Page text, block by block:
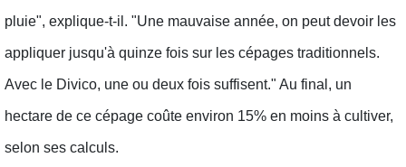
pluie", explique-t-il. "Une mauvaise année, on peut devoir les
appliquer jusqu'à quinze fois sur les cépages traditionnels.
Avec le Divico, une ou deux fois suffisent." Au final, un
hectare de ce cépage coûte environ 15% en moins à cultiver,
selon ses calculs.